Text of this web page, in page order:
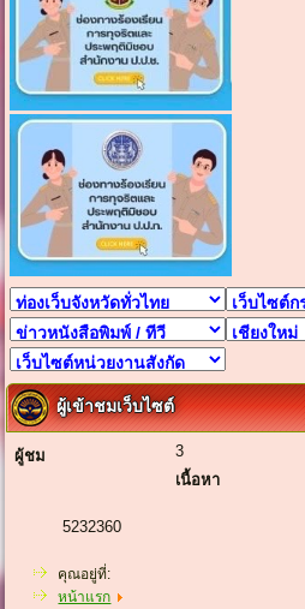
ผู้เข้าชมเว็บไซต์
ผู้ชม
3
เนื้อหา
5232360
คุณอยู่ที่:
หน้าแรก